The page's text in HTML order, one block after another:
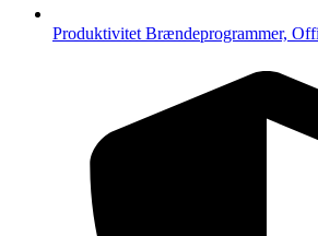
Produktivitet Brændeprogrammer,